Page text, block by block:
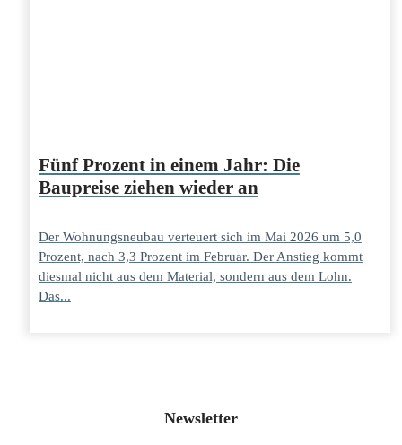
Fünf Prozent in einem Jahr: Die
Baupreise ziehen wieder an
Der Wohnungsneubau verteuert sich im Mai 2026 um 5,0
Prozent, nach 3,3 Prozent im Februar. Der Anstieg kommt
diesmal nicht aus dem Material, sondern aus dem Lohn.
Das...
Newsletter